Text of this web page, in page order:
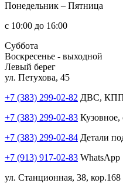
Понедельник – Пятница
с 10:00 до 16:00
Суббота
Воскресенье - выходной
Левый берег
ул. Петухова, 45
+7 (383) 299-02-82 ДВС,
+7 (383) 299-02-83 Кузовное,
+7 (383) 299-02-84 Детали
+7 (913) 917-02-83 WhatsApp
ул. Станционная, 38, кор.168